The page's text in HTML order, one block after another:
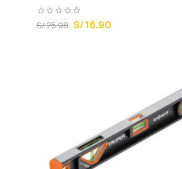
S/ 25.98 S/ 16.90